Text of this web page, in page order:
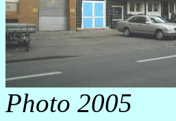
Photo 2005